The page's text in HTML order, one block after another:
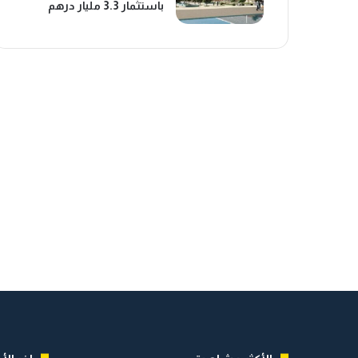
باستثمار 3.3 مليار درهم